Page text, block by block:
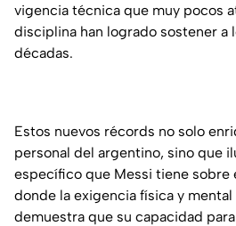
vigencia técnica que muy pocos
disciplina han logrado sostener a
décadas.
Estos nuevos récords no solo
personal del argentino, sino que
específico que Messi tiene sobre
donde la exigencia física y
demuestra que su capacidad